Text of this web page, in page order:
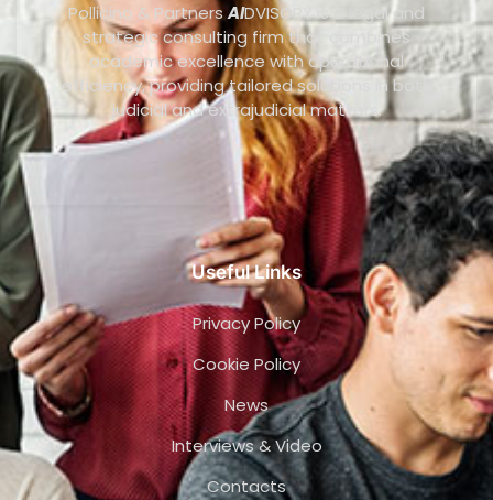
Pollicino & PartnersAIDVISORY is a legal and
strategic consulting firm that combines
academic excellence with operational
efficiency, providing tailored solutions in both
judicial and extrajudicial matters.
Useful Links
Privacy Policy
Cookie Policy
News
Interviews & Video
Contacts